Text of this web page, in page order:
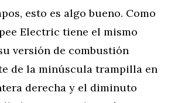
esto es algo bueno. Como
Electric tiene el mismo
versión de combustión
de la minúscula trampilla en
derecha y el diminuto